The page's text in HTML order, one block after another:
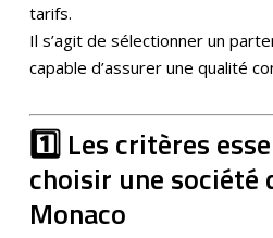
tarifs.
Il s’agit de sélectionner un
capable d’assurer une qualité
1️⃣ Les critères
choisir une société
Monaco